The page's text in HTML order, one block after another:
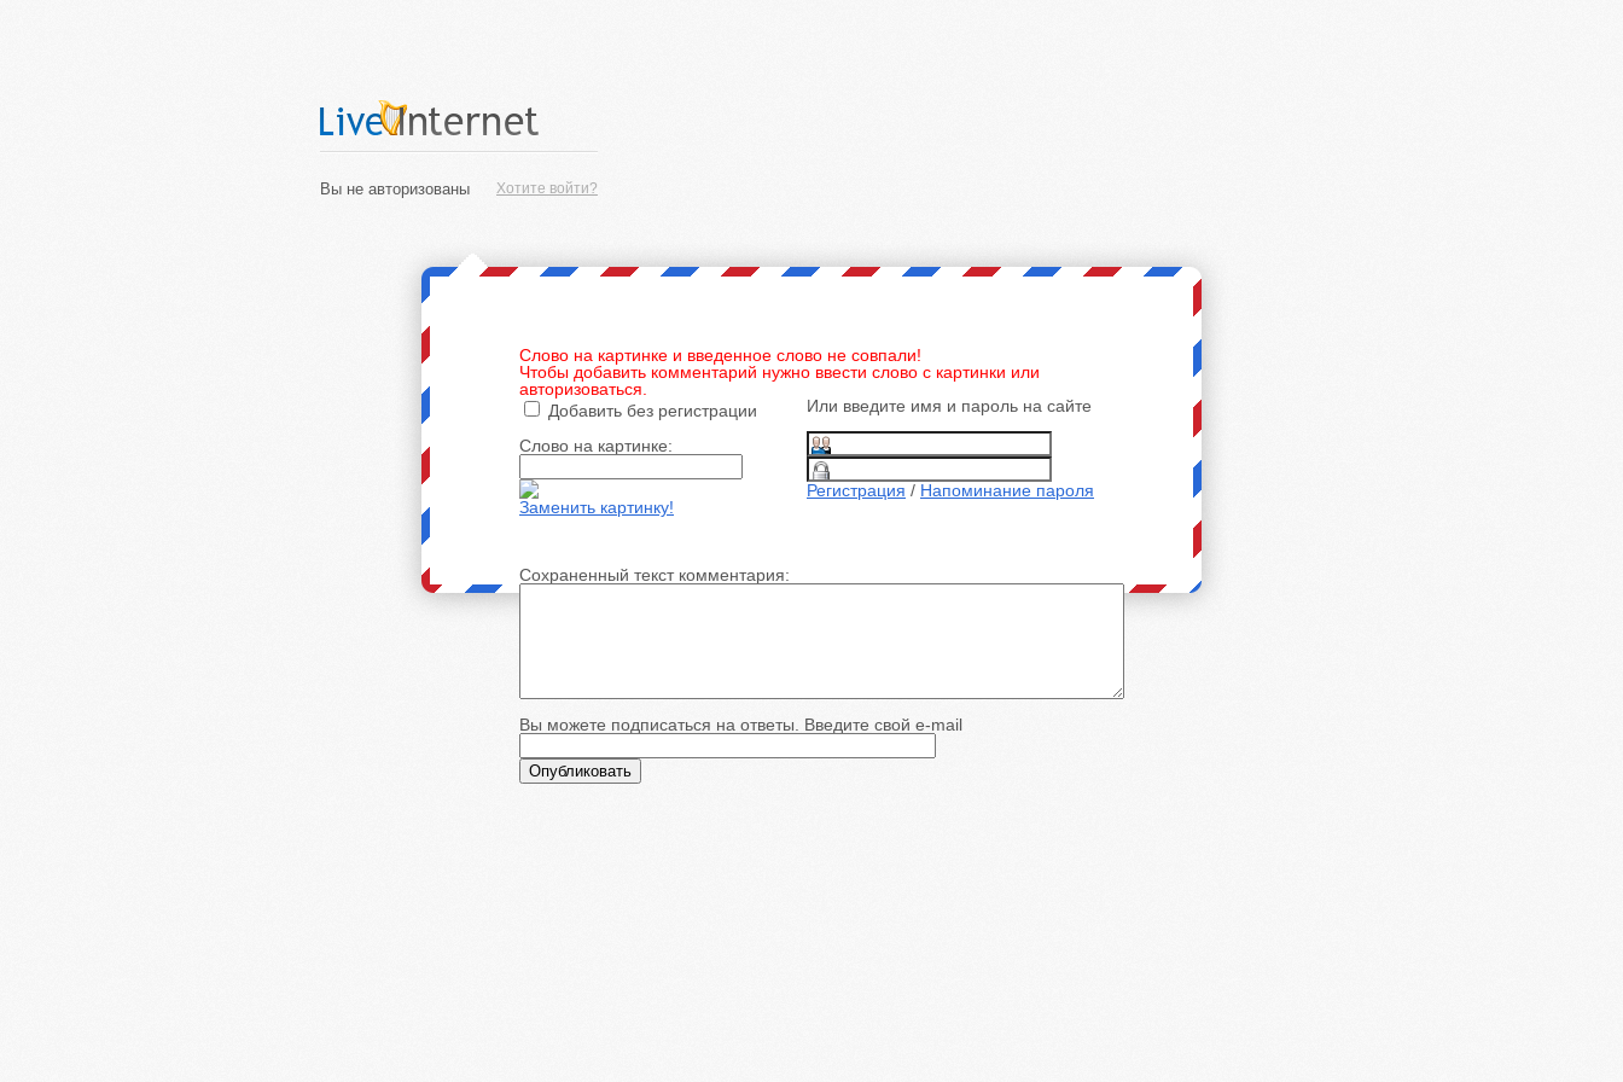
Хотите войти?
Вы не авторизованы
Слово на картинке и введенное слово не совпали!
Чтобы добавить комментарий нужно ввести слово с картинки или
авторизоваться.
Добавить без регистрации
Слово на картинке:
Заменить картинку!
Или введите имя и пароль на сайте
Регистрация / Напоминание пароля
Сохраненный текст комментария:
Вы можете подписаться на ответы. Введите свой e-mail